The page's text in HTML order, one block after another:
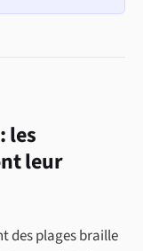
les
leur
des plages braille